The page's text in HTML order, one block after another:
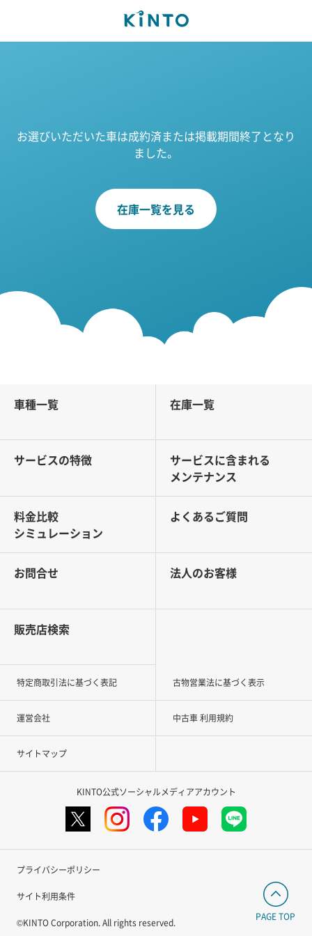
お選びいただいた車は成約済または掲載期間終了となり
ました。
在庫一覧を見る
車種一覧 在庫一覧
サービスの特徴
サービスに含まれる
メンテナンス
料金比較
シミュレーション
よくあるご質問
お問合せ 法人のお客様
販売店検索
特定商取引法に基づく表記 古物営業法に基づく表示
運営会社 中古車 利用規約
サイトマップ
KINTO公式ソーシャルメディアアカウント
プライバシーポリシー
サイト利用条件
©KINTO Corporation. All rights reserved.
PAGE TOP